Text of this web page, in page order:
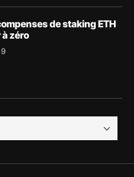
de staking ETH
zéro